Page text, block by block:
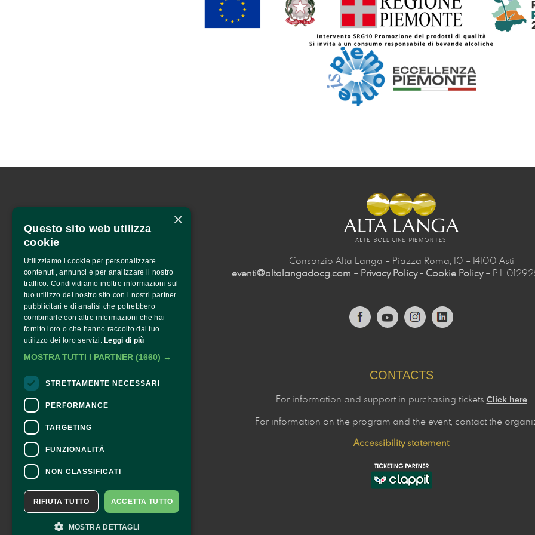
Consorzio Alta Langa – Piazza Roma, 10 – 14100 Asti
eventi@altalangadocg.com – Privacy Policy- Cookie Policy– P.I.
CONTACTS
For information and support in purchasing tickets Click here
For information on the program and the event, contact the
Accessibility statement
×
Questo sito web utilizza
cookie
Utilizziamo i cookie per personalizzare
contenuti, annunci e per analizzare il nostro
traffico. Condividiamo inoltre informazioni sul
tuo utilizzo del nostro sito con i nostri partner
pubblicitari e di analisi che potrebbero
combinarle con altre informazioni che hai
fornito loro o che hanno raccolto dal tuo
utilizzo dei loro servizi. Leggi di più
MOSTRA TUTTI I PARTNER (1660) →
STRETTAMENTE NECESSARI
PERFORMANCE
TARGETING
FUNZIONALITÀ
NON CLASSIFICATI
ACCETTA TUTTO
RIFIUTA TUTTO
MOSTRA DETTAGLI